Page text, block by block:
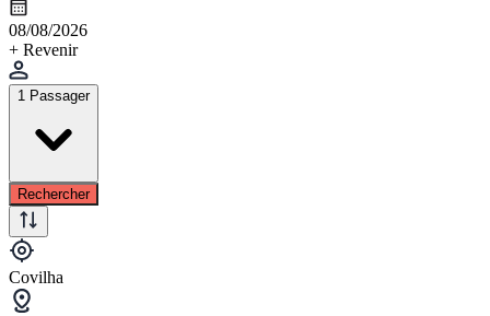
08/08/2026
+ Revenir
1 Passager
Rechercher
Covilha